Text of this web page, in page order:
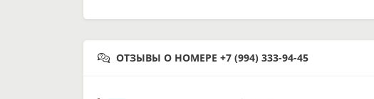
ОТЗЫВЫ О НОМЕРЕ +7 (994) 333-94-45